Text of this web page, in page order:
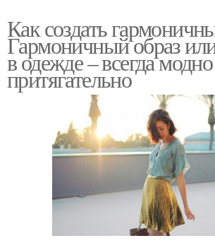
Как создать
Гармоничный образ
в одежде – всегда
притягательно